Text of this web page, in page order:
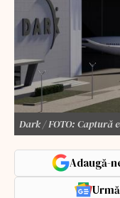
Dark / FOTO: Captură
Adaugă-